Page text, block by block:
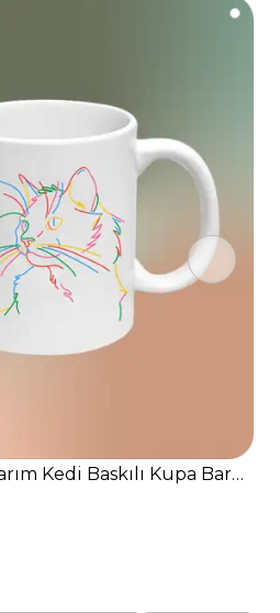
Fincanı
Kedi Baskılı Kupa Bardak